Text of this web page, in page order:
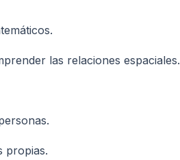
las relaciones espaciales.
propias.